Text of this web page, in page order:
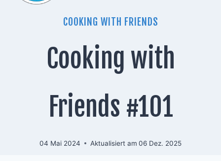
COOKING WITH FRIENDS
Cooking with
Friends #101
04 Mai 2024 Aktualisiert am 06 Dez. 2025